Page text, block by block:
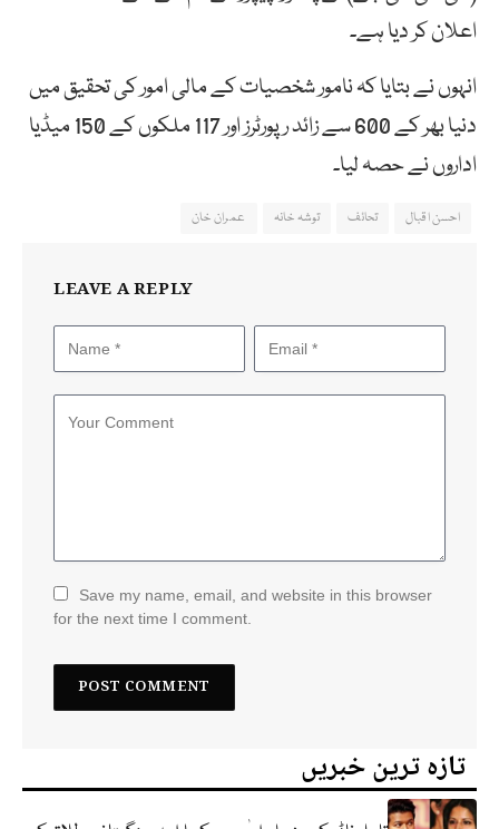
اعلان کر دیا ہے۔
انہوں نے بتایا کہ نامور شخصیات کے مالی امور کی تحقیق میں
دنیا بھر کے 600 سے زائد رپورٹرز اور 117 ملکوں کے 150 میڈیا
اداروں نے حصہ لیا۔
احسن اقبال تحائف توشہ خانہ عمران خان
LEAVE A REPLY
Save my name, email, and website in this browser
for the next time I comment.
تازہ ترین خبریں